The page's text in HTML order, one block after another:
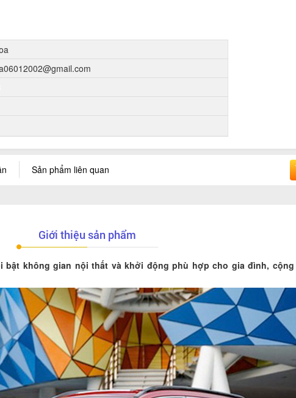
Sản phẩm liên quan
Giới thiệu sản phẩm
bật không gian nội thất và khởi động phù hợp cho gia đình,